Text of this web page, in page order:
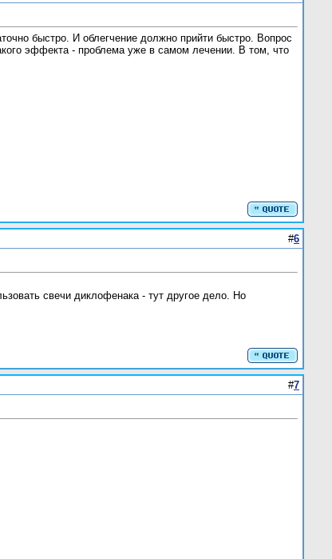
быстро. И облегчение должно прийти быстро. Вопрос
эффекта - проблема уже в самом лечении. В том, что
#6
свечи диклофенака - тут другое дело. Но
#7